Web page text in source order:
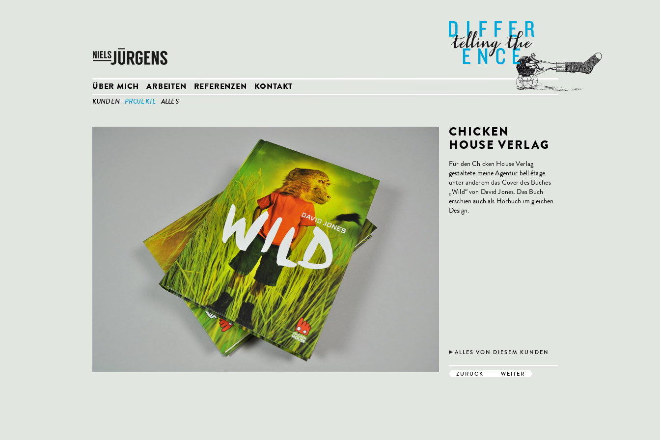
ÜBER MICH ARBEITEN REFERENZEN KONTAKT
KUNDEN PROJEKTE ALLES
CHICKEN
HOUSE VERLAG
Für den Chicken House Verlag
gestaltete meine Agentur bell étage
unter anderem das Cover des Buches
„Wild“ von David Jones. Das Buch
erschien auch als Hörbuch im gleichen
Design.
ALLES VON DIESEM KUNDEN
ZURÜCK WEITER